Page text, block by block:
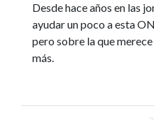
Desde hace años en las
ayudar un poco a esta
pero sobre la que
más.